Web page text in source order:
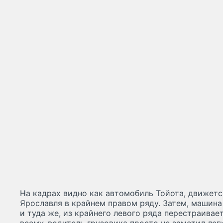
На кадрах видно как автомобиль Тойота,
Ярославля в крайнем правом ряду. Затем,
и туда же, из крайнего левого ряда